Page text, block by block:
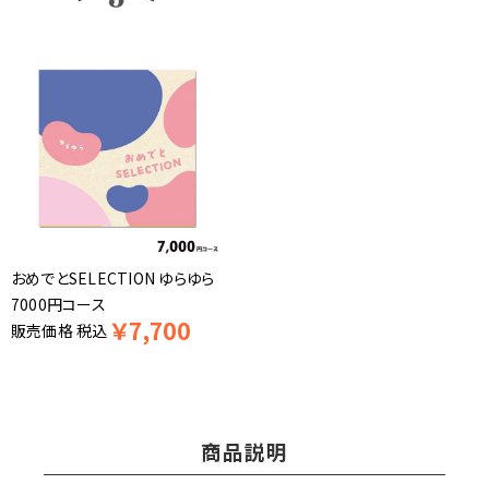
おめでとSELECTION ゆらゆら
7000円コース
販売価格税込 ￥7,700
商品説明